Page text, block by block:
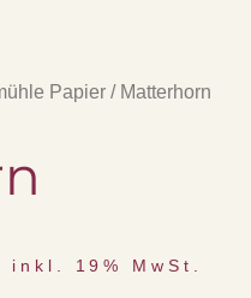
Papier / Matterhorn
inkl. 19% MwSt.